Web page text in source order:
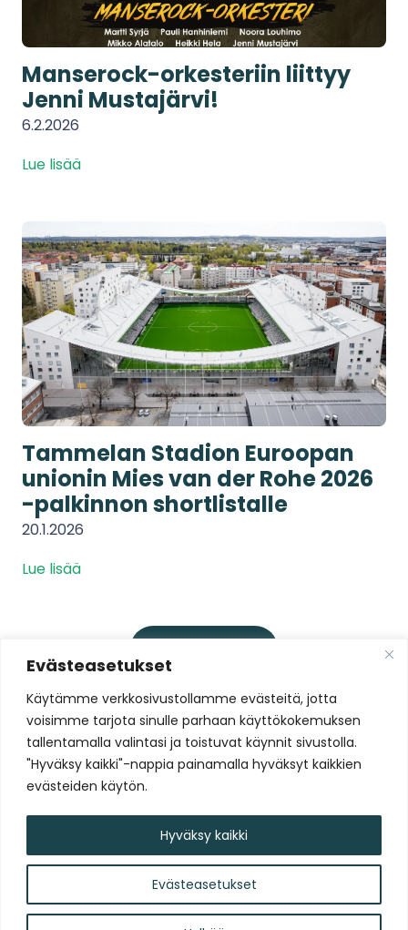
Evästeasetukset
Käytämme verkkosivustollamme evästeitä, jotta
voisimme tarjota sinulle parhaan käyttökokemuksen
tallentamalla valintasi ja toistuvat käynnit sivustolla.
"Hyväksy kaikki"-nappia painamalla hyväksyt kaikkien
evästeiden käytön.
Evästeasetukset
Hyväksy kaikki
Manserock-orkesteriin liittyy
Jenni Mustajärvi!
6.2.2026
Lue lisää
Tammelan Stadion Euroopan
unionin Mies van der Rohe 2026
-palkinnon shortlistalle
20.1.2026
Lue lisää
Liity Tammelan Stadionin
uutiskirjelistalle
Tammelan Stadion